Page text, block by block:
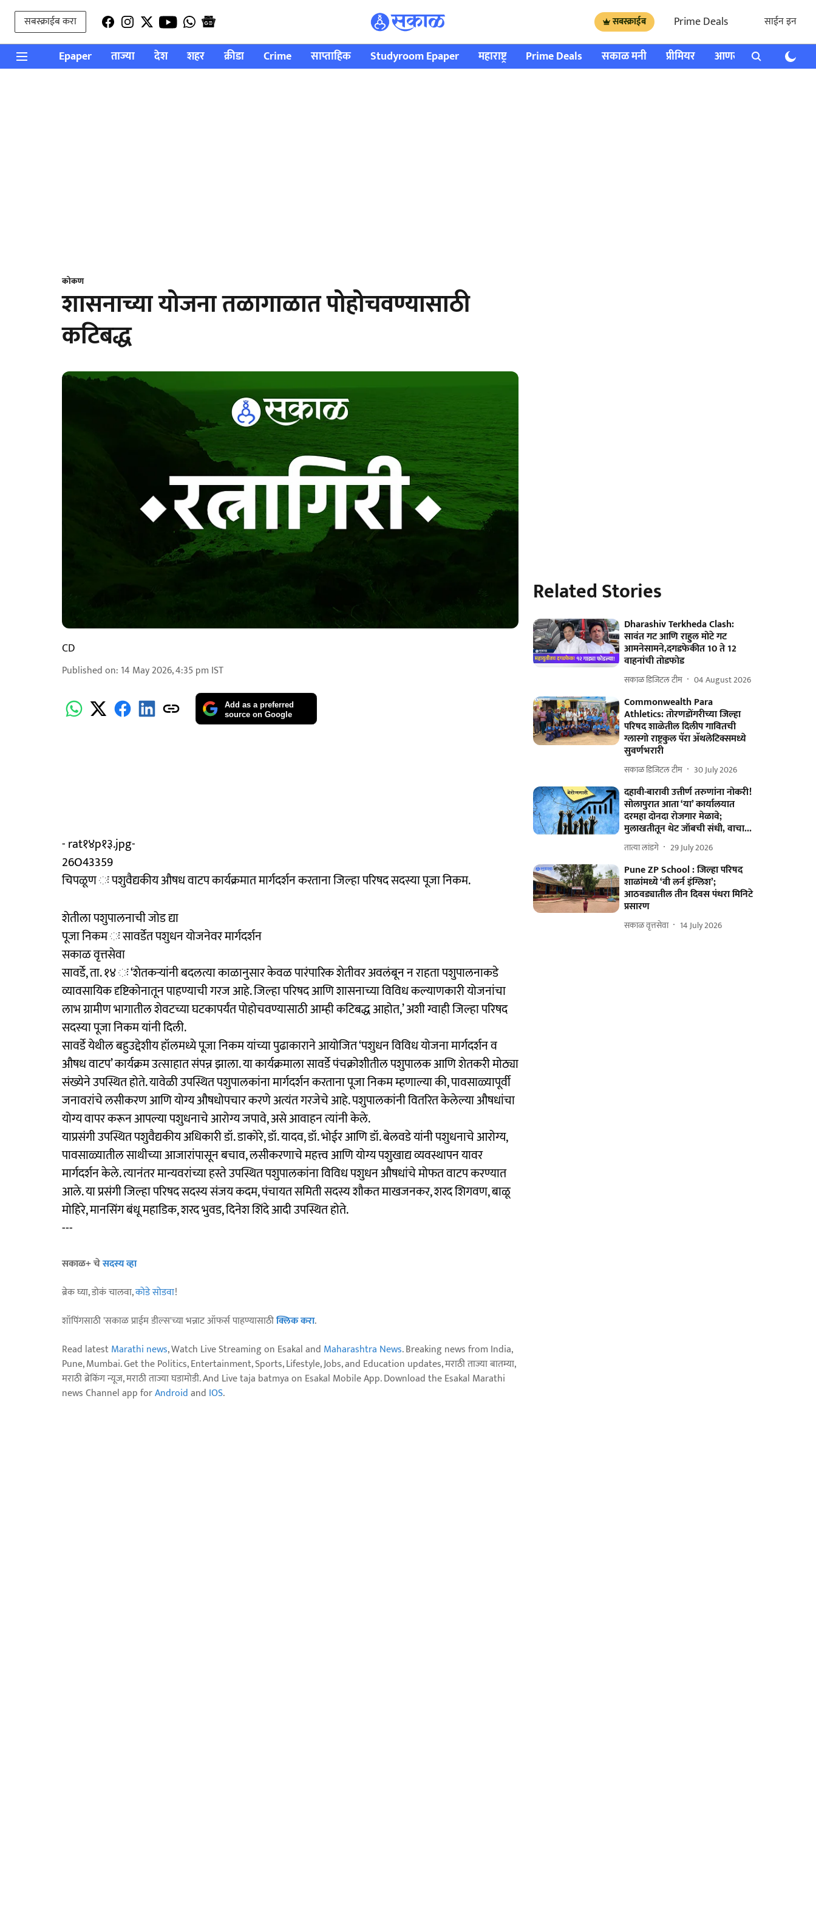
सबस्क्राईब करा सबस्क्राईब Prime Deals साईन इन
Epaper ताज्या देश शहर क्रीडा Crime साप्ताहिक Studyroom Epaper महाराष्ट्र Prime Deals सकाळ मनी प्रीमियर आणखी राशी भविष्य
कोकण
शासनाच्या योजना तळागाळात पोहोचवण्यासाठी
कटिबद्ध
CD
Published on: 14 May 2026, 4:35 pm IST
Add as a preferred
source on Google
- rat१४p१३.jpg-
26O43359
चिपळूण ः पशुवैद्यकीय औषध वाटप कार्यक्रमात मार्गदर्शन करताना जिल्हा परिषद सदस्या पूजा निकम.
शेतीला पशुपालनाची जोड द्या
पूजा निकम ः सावर्डेत पशुधन योजनेवर मार्गदर्शन
सकाळ वृत्तसेवा
सावर्डे, ता. १४ ः ‘शेतकऱ्यांनी बदलत्या काळानुसार केवळ पारंपारिक शेतीवर अवलंबून न राहता पशुपालनाकडे
व्यावसायिक दृष्टिकोनातून पाहण्याची गरज आहे. जिल्हा परिषद आणि शासनाच्या विविध कल्याणकारी योजनांचा
लाभ ग्रामीण भागातील शेवटच्या घटकापर्यंत पोहोचवण्यासाठी आम्ही कटिबद्ध आहोत,’ अशी ग्वाही जिल्हा परिषद
सदस्या पूजा निकम यांनी दिली.
सावर्डे येथील बहुउद्देशीय हॉलमध्ये पूजा निकम यांच्या पुढाकाराने आयोजित ‘पशुधन विविध योजना मार्गदर्शन व
औषध वाटप’ कार्यक्रम उत्साहात संपन्न झाला. या कार्यक्रमाला सावर्डे पंचक्रोशीतील पशुपालक आणि शेतकरी मोठ्या
संख्येने उपस्थित होते. यावेळी उपस्थित पशुपालकांना मार्गदर्शन करताना पूजा निकम म्हणाल्या की, पावसाळ्यापूर्वी
जनावरांचे लसीकरण आणि योग्य औषधोपचार करणे अत्यंत गरजेचे आहे. पशुपालकांनी वितरित केलेल्या औषधांचा
योग्य वापर करून आपल्या पशुधनाचे आरोग्य जपावे, असे आवाहन त्यांनी केले.
याप्रसंगी उपस्थित पशुवैद्यकीय अधिकारी डॉ. डाकोरे, डॉ. यादव, डॉ. भोईर आणि डॉ. बेलवडे यांनी पशुधनाचे आरोग्य,
पावसाळ्यातील साथीच्या आजारांपासून बचाव, लसीकरणाचे महत्त्व आणि योग्य पशुखाद्य व्यवस्थापन यावर
मार्गदर्शन केले. त्यानंतर मान्यवरांच्या हस्ते उपस्थित पशुपालकांना विविध पशुधन औषधांचे मोफत वाटप करण्यात
आले. या प्रसंगी जिल्हा परिषद सदस्य संजय कदम, पंचायत समिती सदस्य शौकत माखजनकर, शरद शिगवण, बाळू
मोहिरे, मानसिंग बंधू महाडिक, शरद भुवड, दिनेश शिंदे आदी उपस्थित होते.
---
सकाळ+ चेसदस्य व्हा
ब्रेक घ्या, डोकं चालवा,कोडे सोडवा!
शॉपिंगसाठी 'सकाळ प्राईम डील्स'च्या भन्नाट ऑफर्स पाहण्यासाठीक्लिक करा.
Read latestMarathi news, Watch Live Streaming on Esakal and Maharashtra News. Breaking news from India,
Pune, Mumbai. Get the Politics, Entertainment, Sports, Lifestyle, Jobs, and Education updates, मराठी ताज्या बातम्या,
मराठी ब्रेकिंग न्यूज, मराठी ताज्या घडामोडी. And Live taja batmya on Esakal Mobile App. Download the Esakal Marathi
news Channel app forAndroidand IOS.
Related Stories
Dharashiv Terkheda Clash:
सावंत गट आणि राहुल मोटे गट
आमनेसामने,दगडफेकीत 10 ते 12
वाहनांची तोडफोड
सकाळ डिजिटल टीम 04 August 2026
Commonwealth Para
Athletics: तोरणडोंगरीच्या जिल्हा
परिषद शाळेतील दिलीप गावितची
ग्लास्गो राष्ट्रकुल पॅरा अ‍ॅथलेटिक्समध्ये
सुवर्णभरारी
सकाळ डिजिटल टीम 30 July 2026
दहावी-बारावी उत्तीर्ण तरुणांना नोकरी!
सोलापुरात आता ‘या’ कार्यालयात
दरमहा दोनदा रोजगार मेळावे;
मुलाखतीतून थेट जॉबची संधी, वाचा...
तात्या लांडगे 29 July 2026
Pune ZP School : जिल्हा परिषद
शाळांमध्ये ‘वी लर्न इंग्लिश’;
आठवड्यातील तीन दिवस पंधरा मिनिटे
प्रसारण
सकाळ वृत्तसेवा 14 July 2026